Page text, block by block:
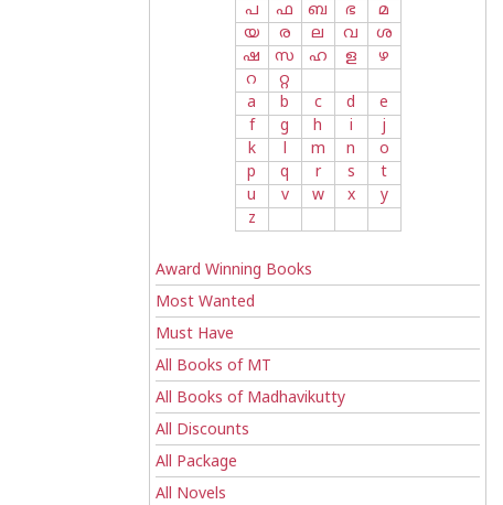
പ
ഫ ബ ഭ
മ
യ
ര ല വ
ശ
ഷ
സ ഹ ള
ഴ
റ
റ്റ
a
b c d
e
f
g h i
j
k
l m n
o
p
q r s
t
u
v w x
y
z
Award Winning Books
Most Wanted
Must Have
All Books of MT
All Books of Madhavikutty
All Discounts
All Package
All Novels